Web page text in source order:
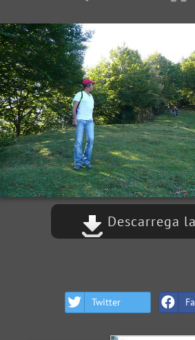
Descarrega
Twitter